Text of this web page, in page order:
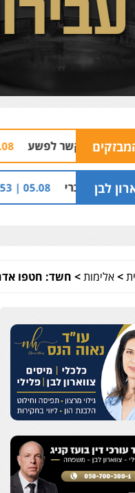
לפשע 05.08 | 19:47
לבן05.08 | 08:53 החשודים
>אלימות> חשד: חטפו אדם